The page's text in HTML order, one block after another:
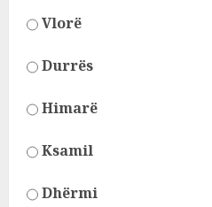
Vlorë
Durrës
Himarë
Ksamil
Dhërmi